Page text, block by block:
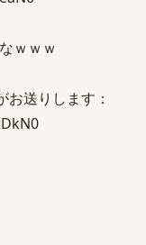
ｗｗｗ
送りします：